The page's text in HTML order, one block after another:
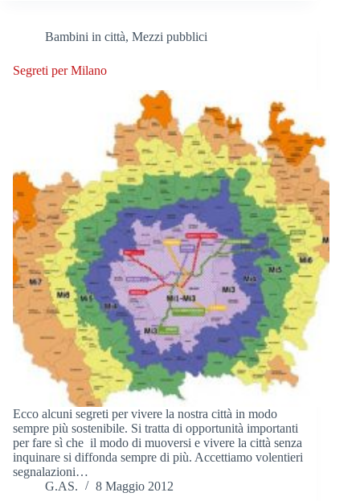
Bambini in città, Mezzi pubblici
Segreti per Milano
Ecco alcuni segreti per vivere la nostra città in modo
sempre più sostenibile. Si tratta di opportunità importanti
per fare sì che il modo di muoversi e vivere la città senza
inquinare si diffonda sempre di più. Accettiamo volentieri
segnalazioni…
G.AS.
8 Maggio 2012